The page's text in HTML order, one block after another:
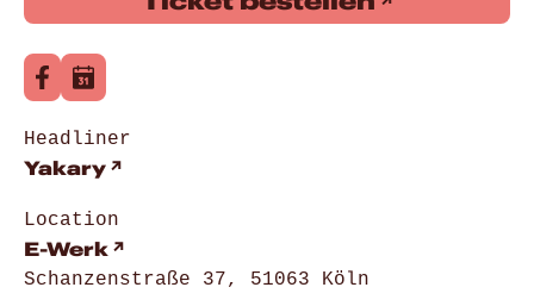
Headliner
Yakary
Location
E-Werk
Schanzenstraße 37, 51063 Köln